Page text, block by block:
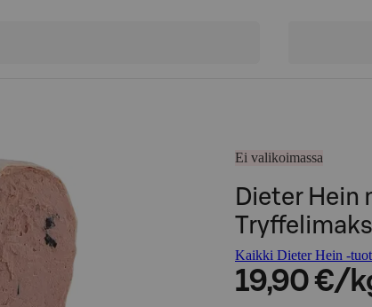
Ei valikoimassa
Dieter Hein
Kaikki Dieter Hein -
19,90 €/